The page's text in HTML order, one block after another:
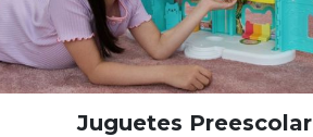
Juguetes Preescolar